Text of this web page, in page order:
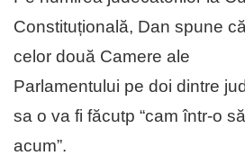
Constituțională, Dan spune
celor două Camere ale
Parlamentului pe doi dintre
sa o va fi făcutp “cam într-o
acum”.